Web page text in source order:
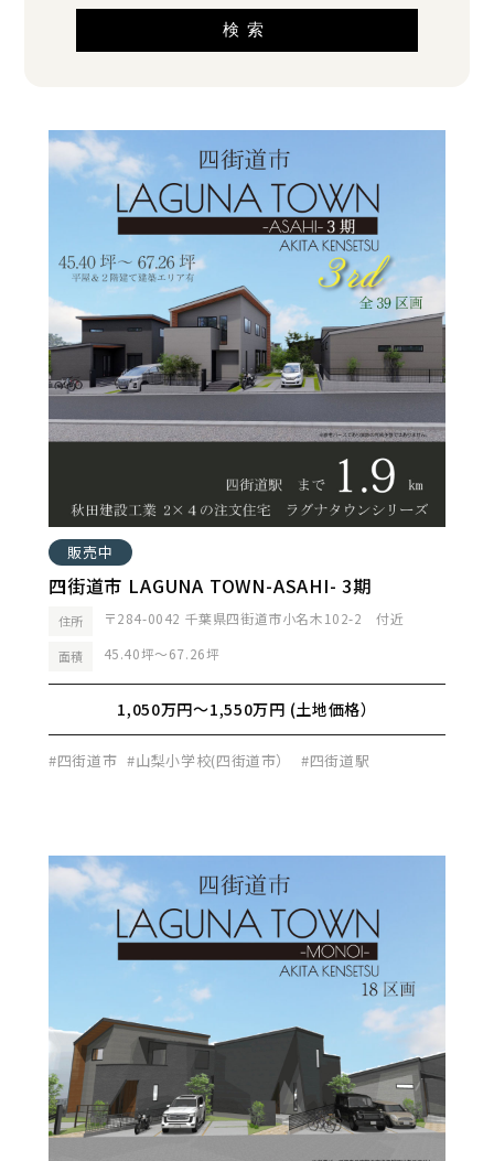
検索
販売中
四街道市 LAGUNA TOWN-ASAHI- 3期
住所 〒284-0042 千葉県四街道市小名木102-2 付近
面積 45.40坪～67.26坪
1,050万円～1,550万円 (土地価格）
#四街道市 #山梨小学校(四街道市） #四街道駅